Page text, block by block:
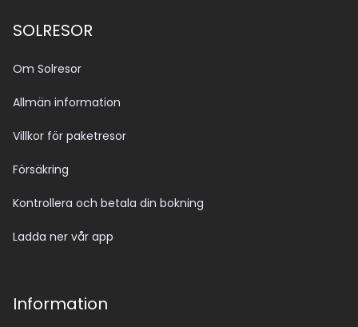
SOLRESOR
Om Solresor
Allmän information
Villkor för paketresor
Försäkring
Kontrollera och betala din bokning
Ladda ner vår app
Information